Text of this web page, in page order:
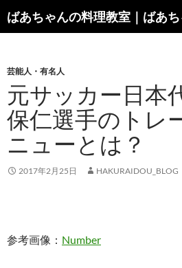
ン
ツ
へ
ス
キ
プ
索
芸能人・有名人
元サッカー日本
保仁選手のトレ
ニューとは？
2017年2月25日 HAKURAIDOU_BLOG
参考画像： Number